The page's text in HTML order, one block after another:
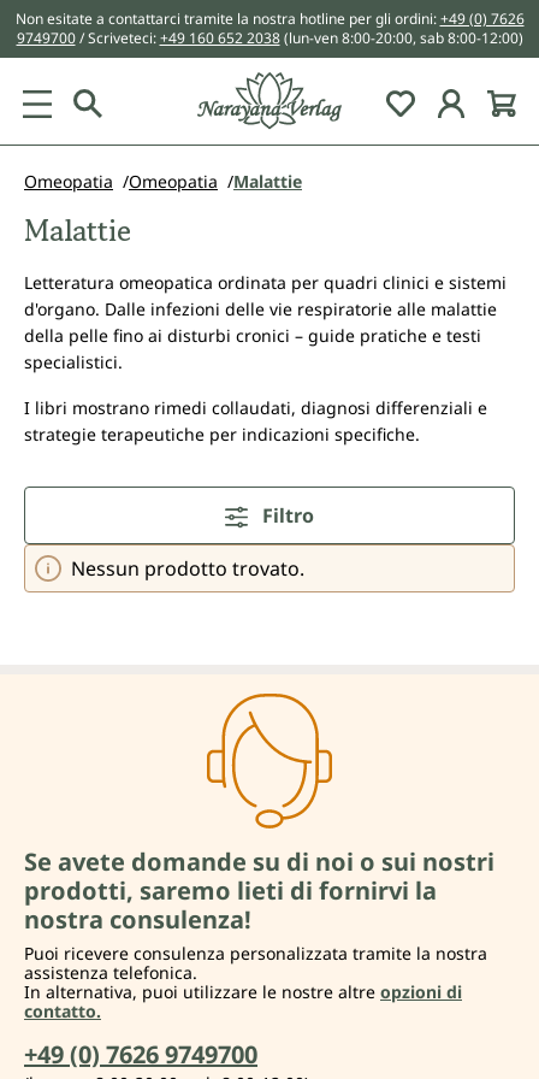
principale
Non esitate a contattarci tramite la nostra hotline per gli ordini:+49 (0) 7626
9749700/ Scriveteci:+49 160 652 2038 (lun-ven 8:00-20:00, sab 8:00-12:00)
You have 0
Omeopatia Omeopatia Malattie
Malattie
Letteratura omeopatica ordinata per quadri clinici e sistemi
d'organo. Dalle infezioni delle vie respiratorie alle malattie
della pelle fino ai disturbi cronici – guide pratiche e testi
specialistici.
I libri mostrano rimedi collaudati, diagnosi differenziali e
strategie terapeutiche per indicazioni specifiche.
Filtro
Nessun prodotto trovato.
Se avete domande su di noi o sui nostri
prodotti, saremo lieti di fornirvi la
nostra consulenza!
Puoi ricevere consulenza personalizzata tramite la nostra
assistenza telefonica.
In alternativa, puoi utilizzare le nostre altre opzioni di
contatto.
+49 (0) 7626 9749700